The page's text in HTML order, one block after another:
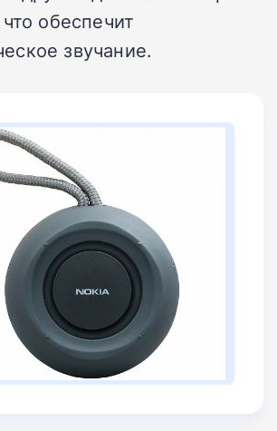
обеспечит
звучание.